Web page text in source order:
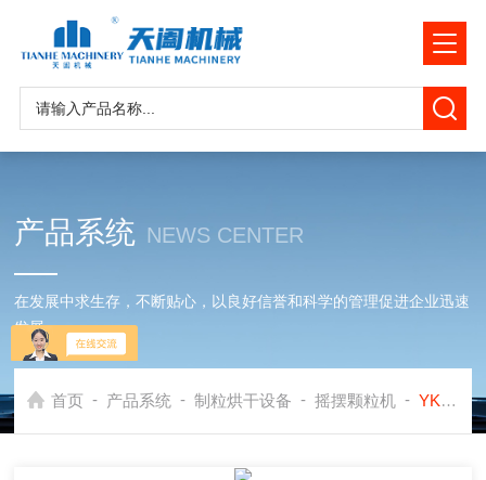
产品系统 NEWS CENTER
在发展中求生存，不断贴心，以良好信誉和科学的管理促进企业迅速
发展
首页 - 产品系统 - 制粒烘干设备 - 摇摆颗粒机 - YK160YK系列摇摆式颗粒机